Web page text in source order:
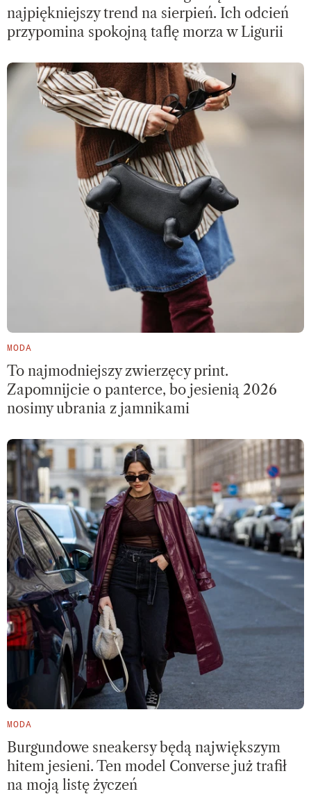
najpiękniejszy trend na sierpień. Ich odcień
przypomina spokojną taflę morza w Ligurii
MODA
To najmodniejszy zwierzęcy print.
Zapomnijcie o panterce, bo jesienią 2026
nosimy ubrania z jamnikami
MODA
Burgundowe sneakersy będą największym
hitem jesieni. Ten model Converse już trafił
na moją listę życzeń